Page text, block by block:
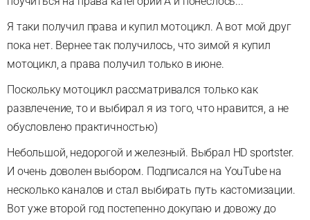
Я таки получил права и купил мотоцикл. А вот мой друг
пока нет. Вернее так получилось, что зимой я купил
мотоцикл, а права получил только в июне.
Поскольку мотоцикл рассматривался только как
развлечение, то и выбирал я из того, что нравится, а не
обусловлено практичностью)
Небольшой, недорогой и железный. Выбрал HD sportster.
И очень доволен выбором. Подписался на YouTube на
несколько каналов и стал выбирать путь кастомизации.
Вот уже второй год постепенно докупаю и довожу до